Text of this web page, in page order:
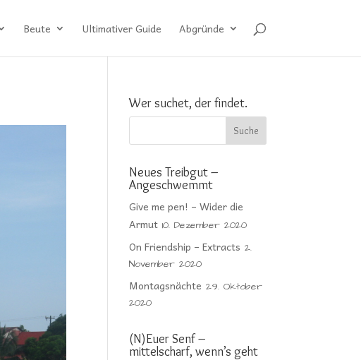
Beute Ultimativer Guide Abgründe
Wer suchet, der findet.
Neues Treibgut –
Angeschwemmt
Give me pen! – Wider die
Armut 10. Dezember 2020
On Friendship – Extracts 2.
November 2020
Montagsnächte 29. Oktober
2020
(N)Euer Senf –
mittelscharf, wenn’s geht